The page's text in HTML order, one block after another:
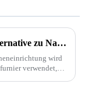
Eine Alternative zu Naturstein – PU-Stein
wird
verwendet,